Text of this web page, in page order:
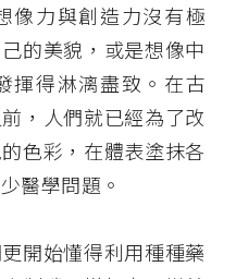
像力與創造力沒有極
的美貌，或是想像中
揮得淋漓盡致。在古
，人們就已經為了改
色彩，在體表塗抹各
醫學問題。
開始懂得利用種種藥